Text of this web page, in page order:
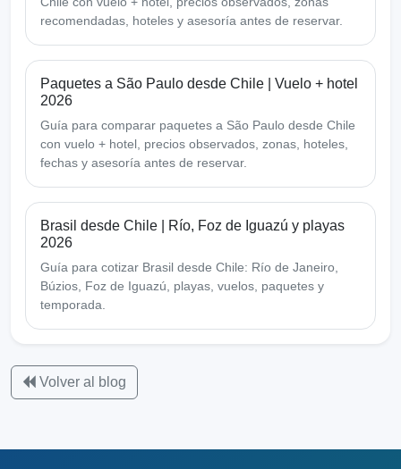
recomendadas, hoteles y asesoría antes de reservar.
Paquetes a São Paulo desde Chile | Vuelo + hotel
2026
Guía para comparar paquetes a São Paulo desde Chile
con vuelo + hotel, precios observados, zonas, hoteles,
fechas y asesoría antes de reservar.
Brasil desde Chile | Río, Foz de Iguazú y playas
2026
Guía para cotizar Brasil desde Chile: Río de Janeiro,
Búzios, Foz de Iguazú, playas, vuelos, paquetes y
temporada.
Volver al blog